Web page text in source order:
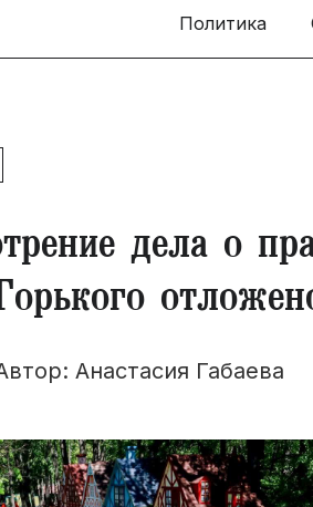
Политика
дела о
Анастасия Габаева